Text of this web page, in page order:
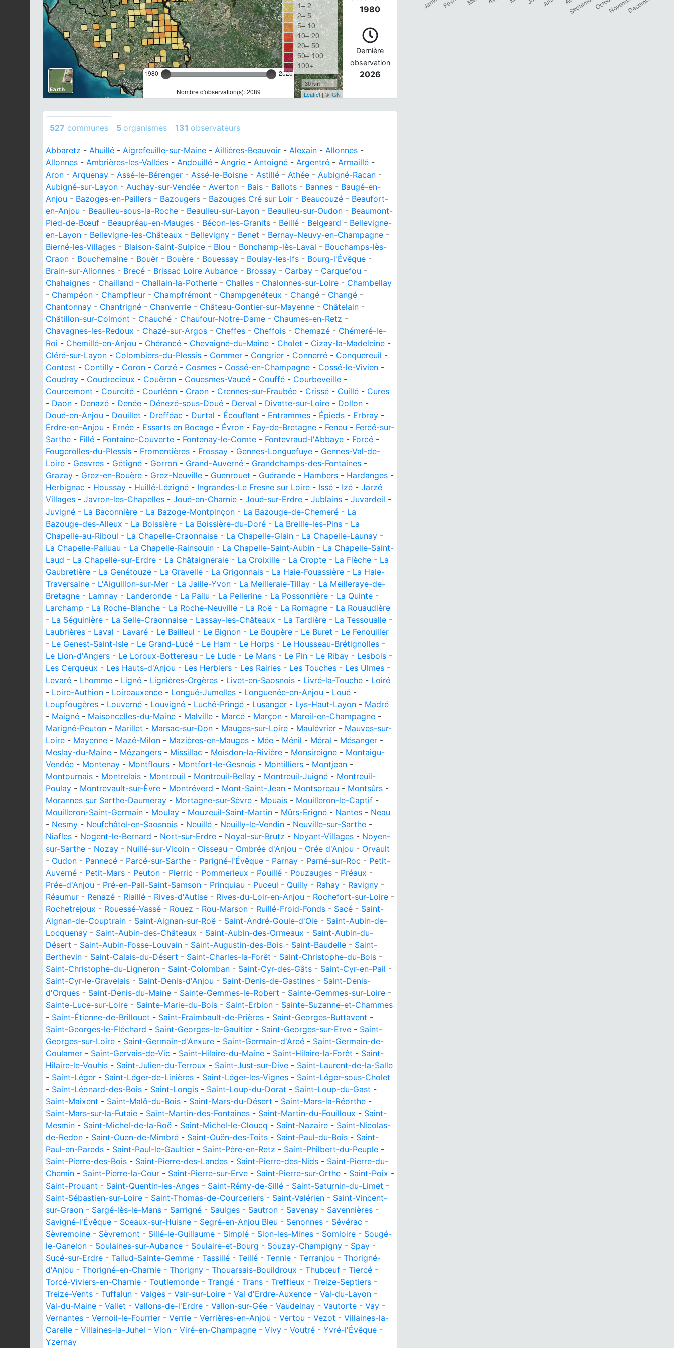
1980 2026
Nombre d'observation(s): 2089
1– 2
2– 5
5– 10
10– 20
20– 50
50– 100
100+
30 km
Leaflet| © IGN
1980
Dernière
observation
2026
527 communes 5 organismes 131 observateurs
Abbaretz - Ahuillé - Aigrefeuille-sur-Maine - Aillières-Beauvoir - Alexain - Allonnes -
Allonnes - Ambrières-les-Vallées - Andouillé - Angrie - Antoigné - Argentré - Armaillé -
Aron - Arquenay - Assé-le-Bérenger - Assé-le-Boisne - Astillé - Athée - Aubigné-Racan -
Aubigné-sur-Layon - Auchay-sur-Vendée - Averton - Bais - Ballots - Bannes - Baugé-en-
Anjou - Bazoges-en-Paillers - Bazougers - Bazouges Cré sur Loir - Beaucouzé - Beaufort-
en-Anjou - Beaulieu-sous-la-Roche - Beaulieu-sur-Layon - Beaulieu-sur-Oudon - Beaumont-
Pied-de-Bœuf - Beaupréau-en-Mauges - Bécon-les-Granits - Beillé - Belgeard - Bellevigne-
en-Layon - Bellevigne-les-Châteaux - Bellevigny - Benet - Bernay-Neuvy-en-Champagne -
Bierné-les-Villages - Blaison-Saint-Sulpice - Blou - Bonchamp-lès-Laval - Bouchamps-lès-
Craon - Bouchemaine - Bouër - Bouère - Bouessay - Boulay-les-Ifs - Bourg-l'Évêque -
Brain-sur-Allonnes - Brecé - Brissac Loire Aubance - Brossay - Carbay - Carquefou -
Chahaignes - Chailland - Challain-la-Potherie - Challes - Chalonnes-sur-Loire - Chambellay
- Champéon - Champfleur - Champfrémont - Champgenéteux - Changé - Changé -
Chantonnay - Chantrigné - Chanverrie - Château-Gontier-sur-Mayenne - Châtelain -
Châtillon-sur-Colmont - Chauché - Chaufour-Notre-Dame - Chaumes-en-Retz -
Chavagnes-les-Redoux - Chazé-sur-Argos - Cheffes - Cheffois - Chemazé - Chémeré-le-
Roi - Chemillé-en-Anjou - Chérancé - Chevaigné-du-Maine - Cholet - Cizay-la-Madeleine -
Cléré-sur-Layon - Colombiers-du-Plessis - Commer - Congrier - Connerré - Conquereuil -
Contest - Contilly - Coron - Corzé - Cosmes - Cossé-en-Champagne - Cossé-le-Vivien -
Coudray - Coudrecieux - Couëron - Couesmes-Vaucé - Couffé - Courbeveille -
Courcemont - Courcité - Courléon - Craon - Crennes-sur-Fraubée - Crissé - Cuillé - Cures
- Daon - Denazé - Denée - Dénezé-sous-Doué - Derval - Divatte-sur-Loire - Dollon -
Doué-en-Anjou - Douillet - Drefféac - Durtal - Écouflant - Entrammes - Épieds - Erbray -
Erdre-en-Anjou - Ernée - Essarts en Bocage - Évron - Fay-de-Bretagne - Feneu - Fercé-sur-
Sarthe - Fillé - Fontaine-Couverte - Fontenay-le-Comte - Fontevraud-l'Abbaye - Forcé -
Fougerolles-du-Plessis - Fromentières - Frossay - Gennes-Longuefuye - Gennes-Val-de-
Loire - Gesvres - Gétigné - Gorron - Grand-Auverné - Grandchamps-des-Fontaines -
Grazay - Grez-en-Bouère - Grez-Neuville - Guenrouet - Guérande - Hambers - Hardanges -
Herbignac - Houssay - Huillé-Lézigné - Ingrandes-Le Fresne sur Loire - Issé - Izé - Jarzé
Villages - Javron-les-Chapelles - Joué-en-Charnie - Joué-sur-Erdre - Jublains - Juvardeil -
Juvigné - La Baconnière - La Bazoge-Montpinçon - La Bazouge-de-Chemeré - La
Bazouge-des-Alleux - La Boissière - La Boissière-du-Doré - La Breille-les-Pins - La
Chapelle-au-Riboul - La Chapelle-Craonnaise - La Chapelle-Glain - La Chapelle-Launay -
La Chapelle-Palluau - La Chapelle-Rainsouin - La Chapelle-Saint-Aubin - La Chapelle-Saint-
Laud - La Chapelle-sur-Erdre - La Châtaigneraie - La Croixille - La Cropte - La Flèche - La
Gaubretière - La Genétouze - La Gravelle - La Grigonnais - La Haie-Fouassière - La Haie-
Traversaine - L'Aiguillon-sur-Mer - La Jaille-Yvon - La Meilleraie-Tillay - La Meilleraye-de-
Bretagne - Lamnay - Landeronde - La Pallu - La Pellerine - La Possonnière - La Quinte -
Larchamp - La Roche-Blanche - La Roche-Neuville - La Roë - La Romagne - La Rouaudière
- La Séguinière - La Selle-Craonnaise - Lassay-les-Châteaux - La Tardière - La Tessoualle -
Laubrières - Laval - Lavaré - Le Bailleul - Le Bignon - Le Boupère - Le Buret - Le Fenouiller
- Le Genest-Saint-Isle - Le Grand-Lucé - Le Ham - Le Horps - Le Housseau-Brétignolles -
Le Lion-d'Angers - Le Loroux-Bottereau - Le Lude - Le Mans - Le Pin - Le Ribay - Lesbois -
Les Cerqueux - Les Hauts-d'Anjou - Les Herbiers - Les Rairies - Les Touches - Les Ulmes -
Levaré - Lhomme - Ligné - Lignières-Orgères - Livet-en-Saosnois - Livré-la-Touche - Loiré
- Loire-Authion - Loireauxence - Longué-Jumelles - Longuenée-en-Anjou - Loué -
Loupfougères - Louverné - Louvigné - Luché-Pringé - Lusanger - Lys-Haut-Layon - Madré
- Maigné - Maisoncelles-du-Maine - Malville - Marcé - Marçon - Mareil-en-Champagne -
Marigné-Peuton - Marillet - Marsac-sur-Don - Mauges-sur-Loire - Maulévrier - Mauves-sur-
Loire - Mayenne - Mazé-Milon - Mazières-en-Mauges - Mée - Ménil - Méral - Mésanger -
Meslay-du-Maine - Mézangers - Missillac - Moisdon-la-Rivière - Monsireigne - Montaigu-
Vendée - Montenay - Montflours - Montfort-le-Gesnois - Montilliers - Montjean -
Montournais - Montrelais - Montreuil - Montreuil-Bellay - Montreuil-Juigné - Montreuil-
Poulay - Montrevault-sur-Èvre - Montréverd - Mont-Saint-Jean - Montsoreau - Montsûrs -
Morannes sur Sarthe-Daumeray - Mortagne-sur-Sèvre - Mouais - Mouilleron-le-Captif -
Mouilleron-Saint-Germain - Moulay - Mouzeuil-Saint-Martin - Mûrs-Erigné - Nantes - Neau
- Nesmy - Neufchâtel-en-Saosnois - Neuillé - Neuilly-le-Vendin - Neuville-sur-Sarthe -
Niafles - Nogent-le-Bernard - Nort-sur-Erdre - Noyal-sur-Brutz - Noyant-Villages - Noyen-
sur-Sarthe - Nozay - Nuillé-sur-Vicoin - Oisseau - Ombrée d'Anjou - Orée d'Anjou - Orvault
- Oudon - Pannecé - Parcé-sur-Sarthe - Parigné-l'Évêque - Parnay - Parné-sur-Roc - Petit-
Auverné - Petit-Mars - Peuton - Pierric - Pommerieux - Pouillé - Pouzauges - Préaux -
Prée-d'Anjou - Pré-en-Pail-Saint-Samson - Prinquiau - Puceul - Quilly - Rahay - Ravigny -
Réaumur - Renazé - Riaillé - Rives-d'Autise - Rives-du-Loir-en-Anjou - Rochefort-sur-Loire -
Rochetrejoux - Rouessé-Vassé - Rouez - Rou-Marson - Ruillé-Froid-Fonds - Sacé - Saint-
Aignan-de-Couptrain - Saint-Aignan-sur-Roë - Saint-André-Goule-d'Oie - Saint-Aubin-de-
Locquenay - Saint-Aubin-des-Châteaux - Saint-Aubin-des-Ormeaux - Saint-Aubin-du-
Désert - Saint-Aubin-Fosse-Louvain - Saint-Augustin-des-Bois - Saint-Baudelle - Saint-
Berthevin - Saint-Calais-du-Désert - Saint-Charles-la-Forêt - Saint-Christophe-du-Bois -
Saint-Christophe-du-Ligneron - Saint-Colomban - Saint-Cyr-des-Gâts - Saint-Cyr-en-Pail -
Saint-Cyr-le-Gravelais - Saint-Denis-d'Anjou - Saint-Denis-de-Gastines - Saint-Denis-
d'Orques - Saint-Denis-du-Maine - Sainte-Gemmes-le-Robert - Sainte-Gemmes-sur-Loire -
Sainte-Luce-sur-Loire - Sainte-Marie-du-Bois - Saint-Erblon - Sainte-Suzanne-et-Chammes
- Saint-Étienne-de-Brillouet - Saint-Fraimbault-de-Prières - Saint-Georges-Buttavent -
Saint-Georges-le-Fléchard - Saint-Georges-le-Gaultier - Saint-Georges-sur-Erve - Saint-
Georges-sur-Loire - Saint-Germain-d'Anxure - Saint-Germain-d'Arcé - Saint-Germain-de-
Coulamer - Saint-Gervais-de-Vic - Saint-Hilaire-du-Maine - Saint-Hilaire-la-Forêt - Saint-
Hilaire-le-Vouhis - Saint-Julien-du-Terroux - Saint-Just-sur-Dive - Saint-Laurent-de-la-Salle
- Saint-Léger - Saint-Léger-de-Linières - Saint-Léger-les-Vignes - Saint-Léger-sous-Cholet
- Saint-Léonard-des-Bois - Saint-Longis - Saint-Loup-du-Dorat - Saint-Loup-du-Gast -
Saint-Maixent - Saint-Malô-du-Bois - Saint-Mars-du-Désert - Saint-Mars-la-Réorthe -
Saint-Mars-sur-la-Futaie - Saint-Martin-des-Fontaines - Saint-Martin-du-Fouilloux - Saint-
Mesmin - Saint-Michel-de-la-Roë - Saint-Michel-le-Cloucq - Saint-Nazaire - Saint-Nicolas-
de-Redon - Saint-Ouen-de-Mimbré - Saint-Ouën-des-Toits - Saint-Paul-du-Bois - Saint-
Paul-en-Pareds - Saint-Paul-le-Gaultier - Saint-Père-en-Retz - Saint-Philbert-du-Peuple -
Saint-Pierre-des-Bois - Saint-Pierre-des-Landes - Saint-Pierre-des-Nids - Saint-Pierre-du-
Chemin - Saint-Pierre-la-Cour - Saint-Pierre-sur-Erve - Saint-Pierre-sur-Orthe - Saint-Poix -
Saint-Prouant - Saint-Quentin-les-Anges - Saint-Rémy-de-Sillé - Saint-Saturnin-du-Limet -
Saint-Sébastien-sur-Loire - Saint-Thomas-de-Courceriers - Saint-Valérien - Saint-Vincent-
sur-Graon - Sargé-lès-le-Mans - Sarrigné - Saulges - Sautron - Savenay - Savennières -
Savigné-l'Évêque - Sceaux-sur-Huisne - Segré-en-Anjou Bleu - Senonnes - Sévérac -
Sèvremoine - Sèvremont - Sillé-le-Guillaume - Simplé - Sion-les-Mines - Somloire - Sougé-
le-Ganelon - Soulaines-sur-Aubance - Soulaire-et-Bourg - Souzay-Champigny - Spay -
Sucé-sur-Erdre - Tallud-Sainte-Gemme - Tassillé - Teillé - Tennie - Terranjou - Thorigné-
d'Anjou - Thorigné-en-Charnie - Thorigny - Thouarsais-Bouildroux - Thubœuf - Tiercé -
Torcé-Viviers-en-Charnie - Toutlemonde - Trangé - Trans - Treffieux - Treize-Septiers -
Treize-Vents - Tuffalun - Vaiges - Vair-sur-Loire - Val d'Erdre-Auxence - Val-du-Layon -
Val-du-Maine - Vallet - Vallons-de-l'Erdre - Vallon-sur-Gée - Vaudelnay - Vautorte - Vay -
Vernantes - Vernoil-le-Fourrier - Verrie - Verrières-en-Anjou - Vertou - Vezot - Villaines-la-
Carelle - Villaines-la-Juhel - Vion - Viré-en-Champagne - Vivy - Voutré - Yvré-l'Évêque -
Yzernay